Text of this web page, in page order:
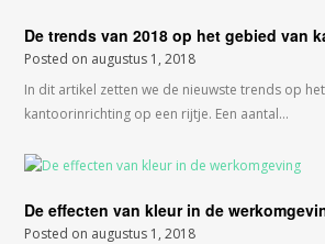
De trends van 2018 op het gebied van
Posted on augustus 1, 2018
In dit artikel zetten we de nieuwste trends op
kantoorinrichting op een rijtje. Een aantal…
De effecten van kleur in de
Posted on augustus 1, 2018